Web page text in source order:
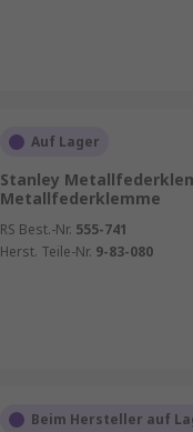
Auf Lager
Stanley
Metallfederklemme
RS Best.-Nr. 555-741
Herst. Teile-Nr. 9-83-080
Beim Hersteller auf